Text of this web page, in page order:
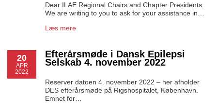
Dear ILAE Regional Chairs and Chapter Presidents:
We are writing to you to ask for your assistance in…
Læs mere
20
APR
2022
Efterårsmøde i Dansk Epilepsi
Selskab 4. november 2022
Reserver datoen 4. november 2022 – her afholder
DES efterårsmøde på Rigshospitalet, København.
Emnet for…